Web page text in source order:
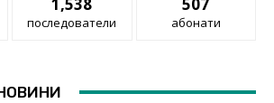
последователи абонати